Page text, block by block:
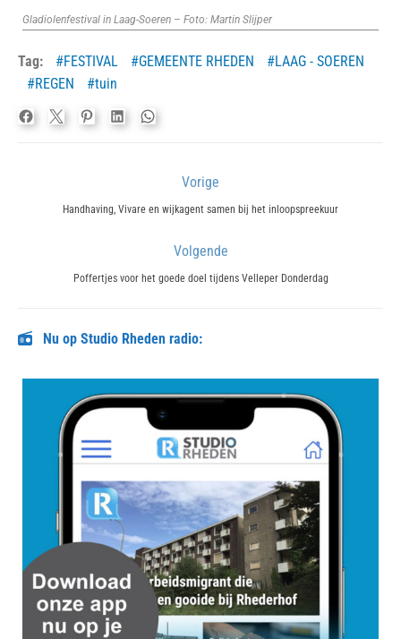
Gladiolenfestival in Laag-Soeren – Foto: Martin Slijper
Tag: FESTIVAL GEMEENTE RHEDEN
LAAG - SOEREN
REGEN
tuin
navigatie
Vorige
Previous
Handhaving, Vivare en wijkagent samen bij het inloopspreekuur
Volgende
Next
Poffertjes voor het goede doel tijdens Velleper Donderdag
Nu op Studio Rheden radio: